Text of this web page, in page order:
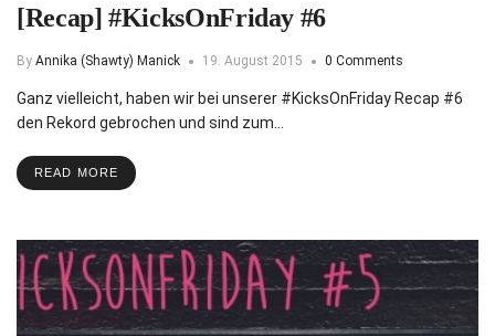
[Recap] #KicksOnFriday #6
By Annika (Shawty) Manick 19. August 2015 0 Comments
Ganz vielleicht, haben wir bei unserer #KicksOnFriday Recap #6
den Rekord gebrochen und sind zum…
READ MORE